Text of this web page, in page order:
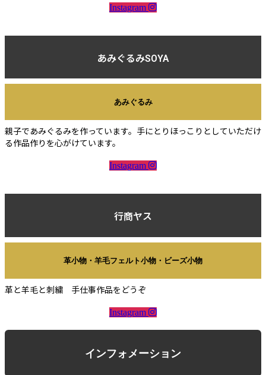
Instagram
あみぐるみSOYA
あみぐるみ
親子であみぐるみを作っています。手にとりほっこりとしていただけ
る作品作りを心がけています。
Instagram
行商ヤス
革小物・羊毛フェルト小物・ビーズ小物
革と羊毛と刺繍 手仕事作品をどうぞ
Instagram
インフォメーション